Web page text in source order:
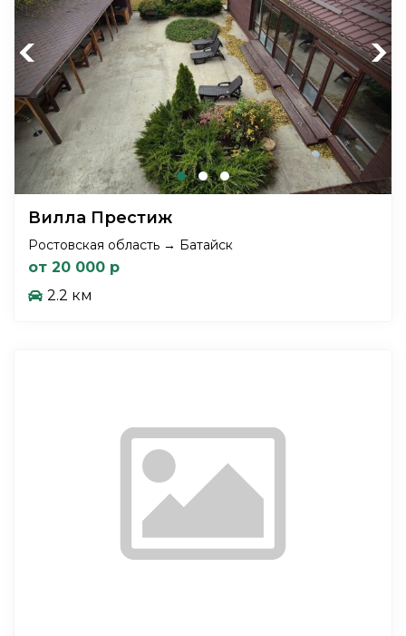
Previous Next
Вилла Престиж
Ростовская область → Батайск
от 20 000 р
2.2 км